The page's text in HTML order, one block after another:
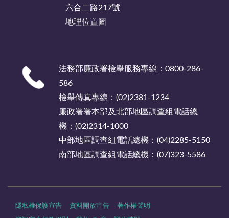
六合二路217號
地理位置圖
法務部廉政署檢舉服務專線：0800-286-
586
檢舉傳真專線：(02)2381-1234
廉政署署本部及北部地區調查組電話總
機：(02)2314-1000
中部地區調查組電話總機：(04)2285-5150
南部地區調查組電話總機：(07)323-5586
隱私權保護宣告 資料開放宣告 著作權聲明